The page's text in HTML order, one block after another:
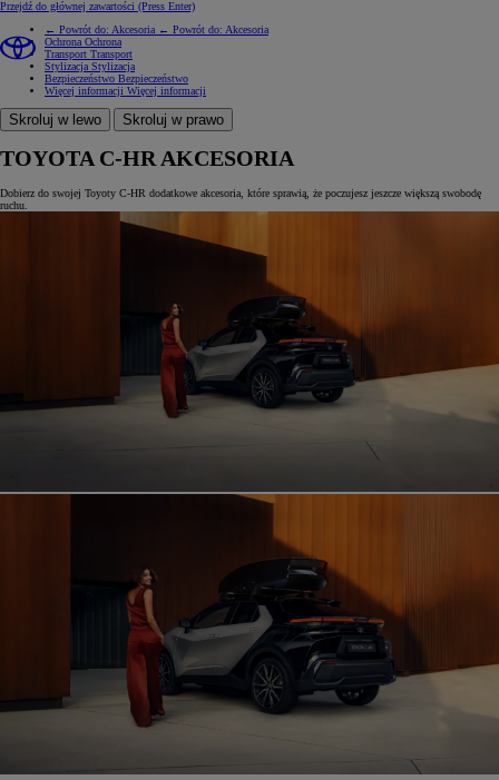
Przejdź do głównej zawartości (Press Enter)
← Powrót do: Akcesoria ← Powrót do: Akcesoria
Ochrona Ochrona
Transport Transport
Stylizacja Stylizacja
Bezpieczeństwo Bezpieczeństwo
Więcej informacji Więcej informacji
Skroluj w lewo Skroluj w prawo
TOYOTA C-HR AKCESORIA
Dobierz do swojej Toyoty C-HR dodatkowe akcesoria, które sprawią, że poczujesz jeszcze większą swobodę
ruchu.